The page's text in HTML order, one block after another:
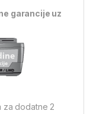
garancije uz
za dodatne 2